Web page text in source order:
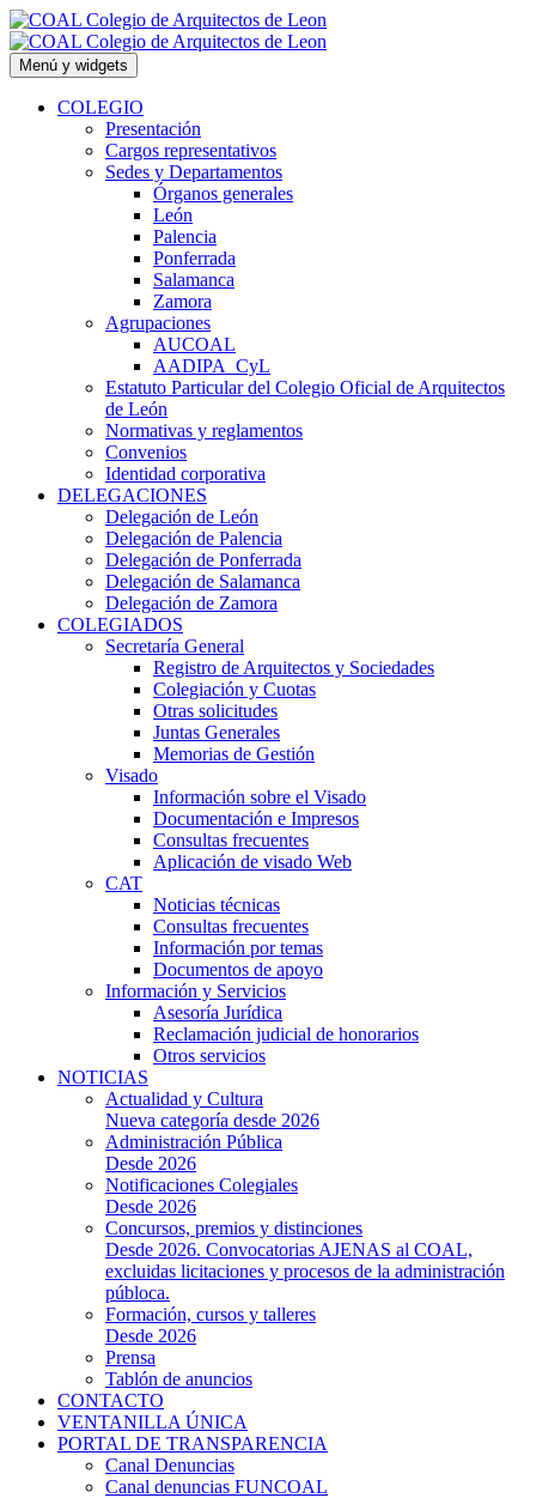
Saltar
al
contenido
Menú y widgets
COLEGIO
Presentación
Cargos representativos
Sedes y Departamentos
Órganos generales
León
Palencia
Ponferrada
Salamanca
Zamora
Agrupaciones
AUCOAL
AADIPA_CyL
Estatuto Particular del Colegio Oficial de Arquitectos
de León
Normativas y reglamentos
Convenios
Identidad corporativa
DELEGACIONES
Delegación de León
Delegación de Palencia
Delegación de Ponferrada
Delegación de Salamanca
Delegación de Zamora
COLEGIADOS
Secretaría General
Registro de Arquitectos y Sociedades
Colegiación y Cuotas
Otras solicitudes
Juntas Generales
Memorias de Gestión
Visado
Información sobre el Visado
Documentación e Impresos
Consultas frecuentes
Aplicación de visado Web
CAT
Noticias técnicas
Consultas frecuentes
Información por temas
Documentos de apoyo
Información y Servicios
Asesoría Jurídica
Reclamación judicial de honorarios
Otros servicios
NOTICIAS
Actualidad y Cultura
Nueva categoría desde 2026
Administración Pública
Desde 2026
Notificaciones Colegiales
Desde 2026
Concursos, premios y distinciones
Desde 2026. Convocatorias AJENAS al COAL,
excluidas licitaciones y procesos de la administración
públoca.
Formación, cursos y talleres
Desde 2026
Prensa
Tablón de anuncios
CONTACTO
VENTANILLA ÚNICA
PORTAL DE TRANSPARENCIA
Canal Denuncias
Canal denuncias FUNCOAL